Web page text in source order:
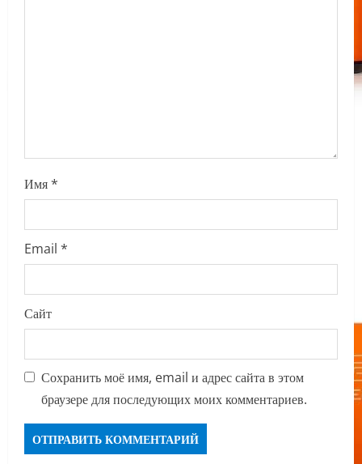
Имя*
Email *
Сайт
Сохранить моё имя, email и адрес сайта в этом
браузере для последующих моих комментариев.